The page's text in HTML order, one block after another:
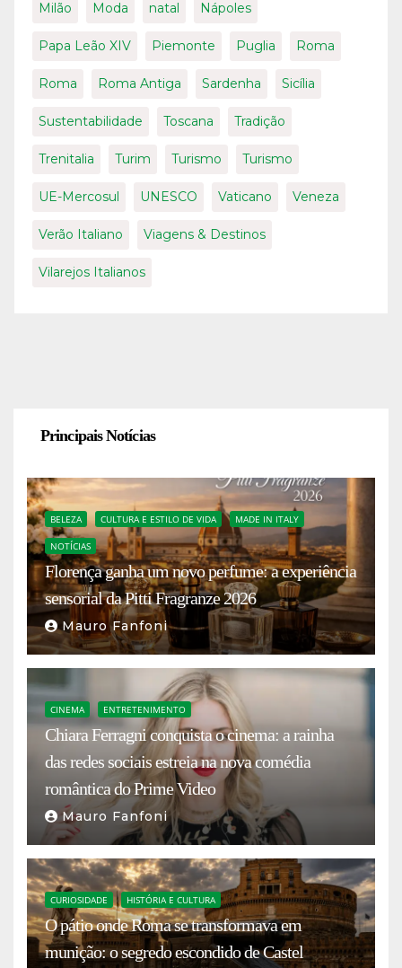
Milão Moda natal Nápoles
Papa Leão XIV Piemonte Puglia Roma
Roma Roma Antiga Sardenha Sicília
Sustentabilidade Toscana Tradição
Trenitalia Turim Turismo Turismo
UE-Mercosul UNESCO Vaticano Veneza
Verão Italiano Viagens & Destinos
Vilarejos Italianos
Principais Notícias
BELEZA CULTURA E ESTILO DE VIDA MADE IN ITALY
NOTÍCIAS
Florença ganha um novo perfume: a experiência
sensorial da Pitti Fragranze 2026
Mauro Fanfoni
CINEMA ENTRETENIMENTO
Chiara Ferragni conquista o cinema: a rainha
das redes sociais estreia na nova comédia
romântica do Prime Video
Mauro Fanfoni
CURIOSIDADE HISTÓRIA E CULTURA
O pátio onde Roma se transformava em
munição: o segredo escondido de Castel